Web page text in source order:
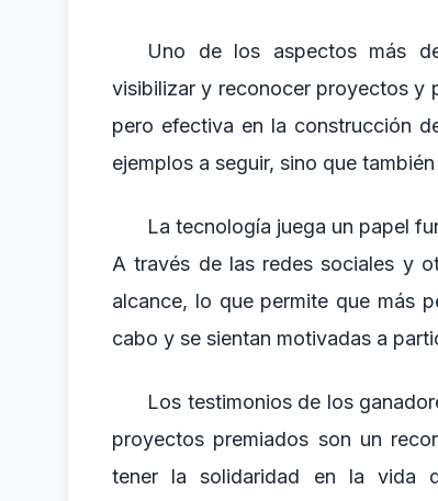
Uno de los aspectos más
visibilizar y reconocer proyectos y
pero efectiva en la construcción
ejemplos a seguir, sino que
La tecnología juega un papel
A través de las redes sociales y
alcance, lo que permite que más
cabo y se sientan motivadas a
Los testimonios de los
proyectos premiados son un
tener la solidaridad en la vida